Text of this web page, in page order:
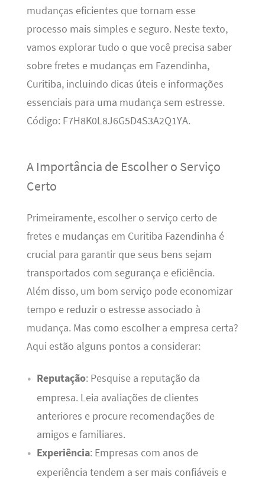
mudanças eficientes que tornam esse
processo mais simples e seguro. Neste texto,
vamos explorar tudo o que você precisa saber
sobre fretes e mudanças em Fazendinha,
Curitiba, incluindo dicas úteis e informações
essenciais para uma mudança sem estresse.
Código: F7H8K0L8J6G5D4S3A2Q1YA.
A Importância de Escolher o Serviço
Certo
Primeiramente, escolher o serviço certo de
fretes e mudanças em Curitiba Fazendinha é
crucial para garantir que seus bens sejam
transportados com segurança e eficiência.
Além disso, um bom serviço pode economizar
tempo e reduzir o estresse associado à
mudança. Mas como escolher a empresa certa?
Aqui estão alguns pontos a considerar:
Reputação: Pesquise a reputação da
empresa. Leia avaliações de clientes
anteriores e procure recomendações de
amigos e familiares.
Experiência: Empresas com anos de
experiência tendem a ser mais confiáveis e